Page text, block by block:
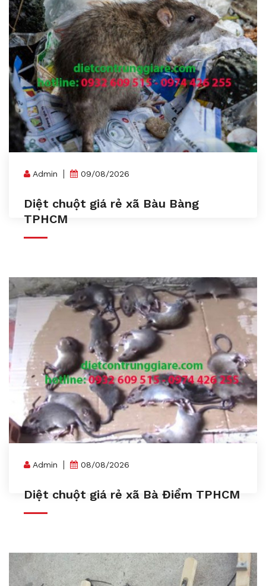
Admin 09/08/2026
Diệt chuột giá rẻ xã Bàu Bàng
TPHCM
Admin 08/08/2026
Diệt chuột giá rẻ xã Bà Điểm TPHCM